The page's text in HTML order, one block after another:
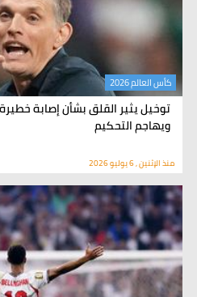
توخيل يثير القلق بشأن إصابة
ويهاجم التحكيم
كأس العالم 2026
منذ الإثنين , 6 يوليو 2026